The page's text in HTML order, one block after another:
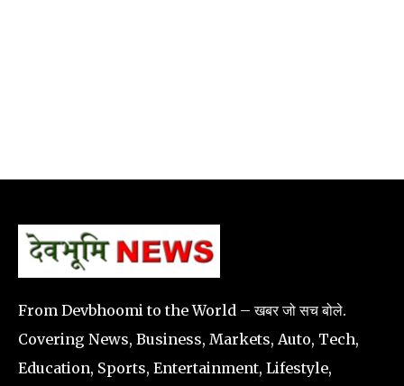
From Devbhoomi to the World – खबर जो सच बोले.
Covering News, Business, Markets, Auto, Tech,
Education, Sports, Entertainment, Lifestyle,